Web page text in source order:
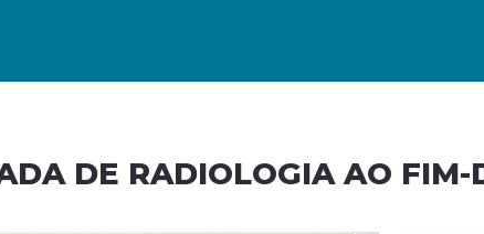
DE RADIOLOGIA AO FIM-